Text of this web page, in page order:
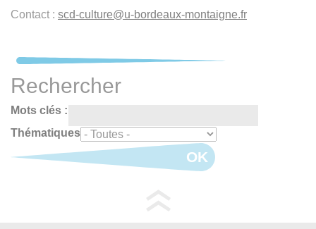
Contact : scd-culture@u-bordeaux-montaigne.fr
Rechercher
Mots clés :
Thématiques
OK